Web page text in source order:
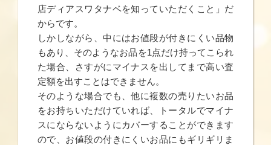
店ディアスワタナベを知っていただくこと」だ
からです。
しかしながら、中にはお値段が付きにくい品物
もあり、そのようなお品を1点だけ持ってこられ
た場合、さすがにマイナスを出してまで高い査
定額を出すことはできません。
そのような場合でも、他に複数の売りたいお品
をお持ちいただけていれば、トータルでマイナ
スにならないようにカバーすることができます
ので、お値段の付きにくいお品にもギリギリま